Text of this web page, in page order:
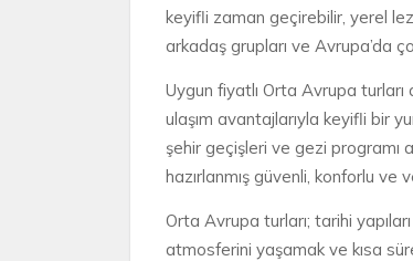
keyifli zaman geçirebilir, yerel
arkadaş grupları ve Avrupa’da
Uygun fiyatlı Orta Avrupa
ulaşım avantajlarıyla keyifli bir
şehir geçişleri ve gezi programı
hazırlanmış güvenli, konforlu ve
Orta Avrupa turları; tarihi
atmosferini yaşamak ve kısa